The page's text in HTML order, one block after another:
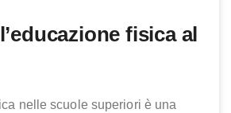
fisica al
nelle scuole superiori è una